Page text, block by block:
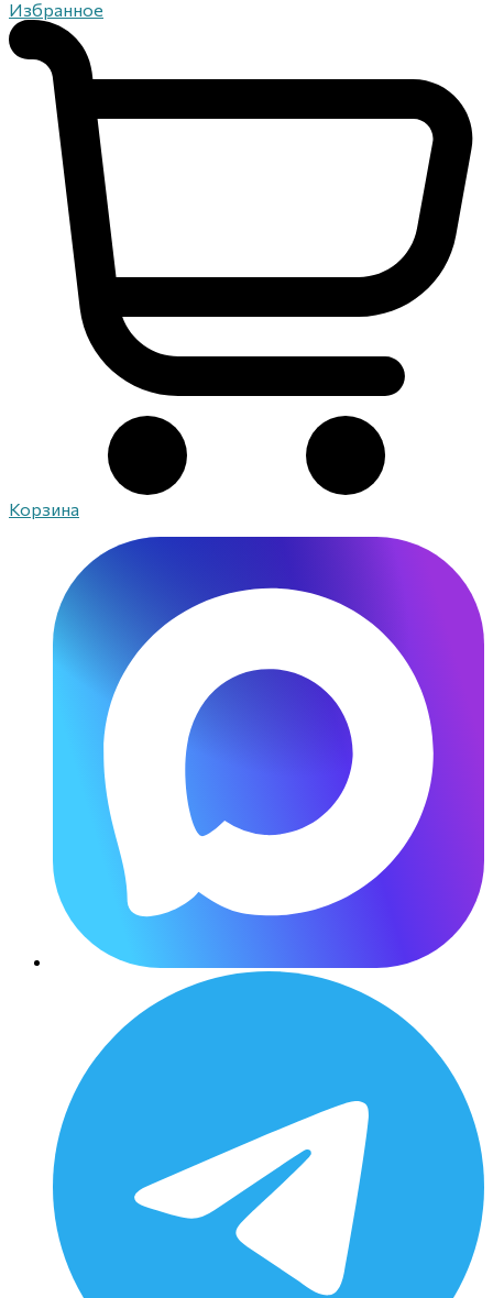
Избранное
Корзина